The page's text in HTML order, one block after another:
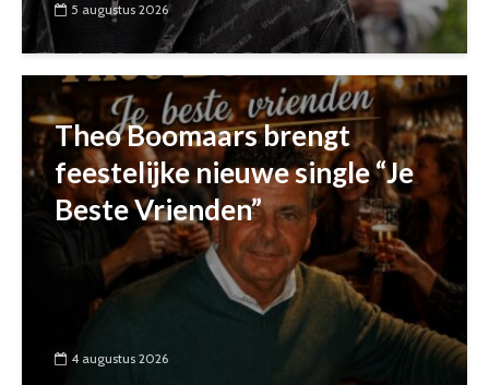
5 augustus 2026
Theo Boomaars brengt
feestelijke nieuwe single “Je
Beste Vrienden”
4 augustus 2026